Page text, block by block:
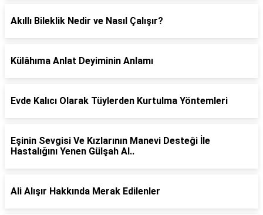
Akıllı Bileklik Nedir ve Nasıl Çalışır?
Külâhıma Anlat Deyiminin Anlamı
Evde Kalıcı Olarak Tüylerden Kurtulma Yöntemleri
Eşinin Sevgisi Ve Kızlarının Manevi Desteği İle
Hastalığını Yenen Gülşah Al..
Ali Alışır Hakkında Merak Edilenler